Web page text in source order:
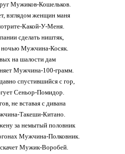
Мужиков-Кошельков.
взглядом женщин маня
Какой-У-Меня.
сделать ништяк,
ночью Мужчина-Косяк.
на шалости дам
Мужчина-100-грамм.
спустившийся с гор,
Сеньор-Помидор.
не вставая с дивана
Такеши-Китано.
за немытый половник
Мужчина-Полковник.
скачет Мужик-Воробей.